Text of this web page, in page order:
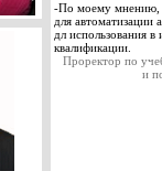
-По моему мнению,
для автоматизации
дл использования в
квалификации
Проректор по
и